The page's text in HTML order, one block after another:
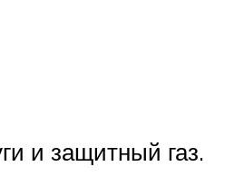
и защитный газ.